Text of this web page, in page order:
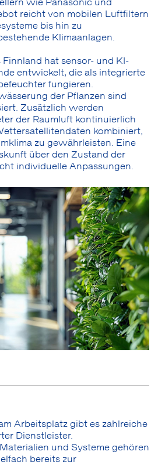
wie Panasonic und
reicht von mobilen Luftfiltern
bis hin zu
Klimaanlagen.
Finnland hat sensor- und KI-
entwickelt, die als integrierte
fungieren.
der Pflanzen sind
Zusätzlich werden
der Raumluft kontinuierlich
kombiniert,
zu gewährleisten. Eine
über den Zustand der
individuelle Anpassungen.
Arbeitsplatz gibt es zahlreiche
Dienstleister.
und Systeme gehören
bereits zur